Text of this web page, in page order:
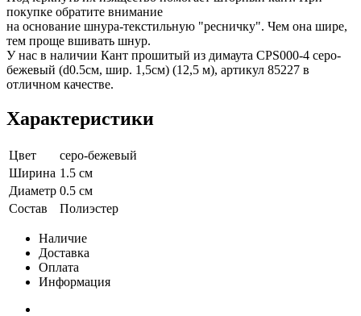
покупке обратите внимание
на основание шнура-текстильную "ресничку". Чем она шире,
тем проще вшивать шнур.
У нас в наличии Кант прошитый из димаута CPS000-4 серо-
бежевый (d0.5см, шир. 1,5см) (12,5 м), артикул 85227 в
отличном качестве.
Характеристики
Цвет
серо-бежевый
Ширина 1.5 см
Диаметр 0.5 см
Состав
Полиэстер
Наличие
Доставка
Оплата
Информация